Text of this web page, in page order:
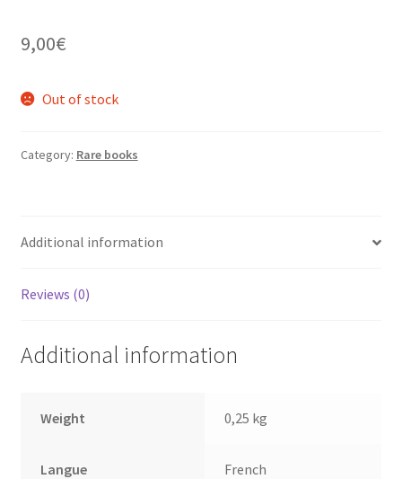
9,00€
Out of stock
Category: Rare books
Additional information
Reviews (0)
Additional information
Weight 0,25 kg
Langue French